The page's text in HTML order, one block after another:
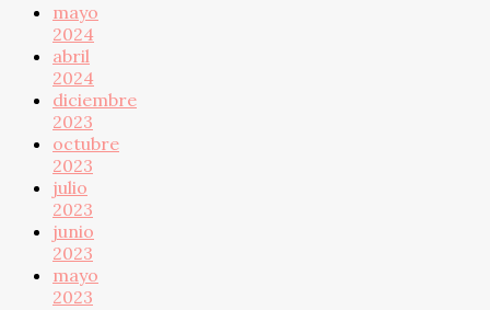
mayo
2024
abril
2024
diciembre
2023
octubre
2023
julio
2023
junio
2023
mayo
2023